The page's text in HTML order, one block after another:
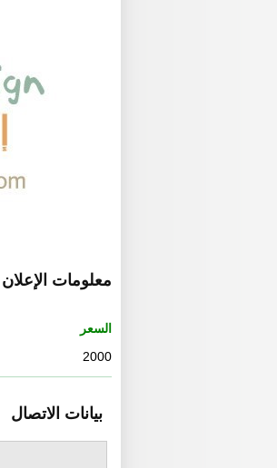
معلومات الإعلان
السعر
2000
بيانات الاتصال